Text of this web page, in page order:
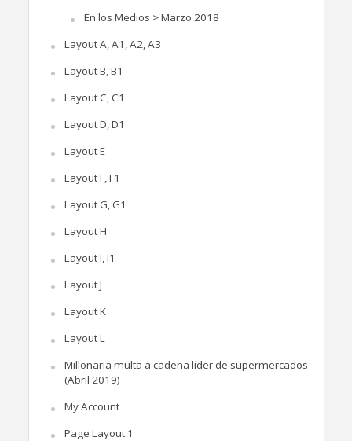
En los Medios > Marzo 2018
Layout A, A1, A2, A3
Layout B, B1
Layout C, C1
Layout D, D1
Layout E
Layout F, F1
Layout G, G1
Layout H
Layout I, I1
Layout J
Layout K
Layout L
Millonaria multa a cadena líder de supermercados
(Abril 2019)
My Account
Page Layout 1